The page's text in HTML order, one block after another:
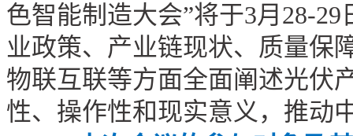
色智能制造大会”将于3月 28-29
业政策、产业链现状、质量保
物联互联等方面全面阐述光伏
性、操作性和现实意义，推动